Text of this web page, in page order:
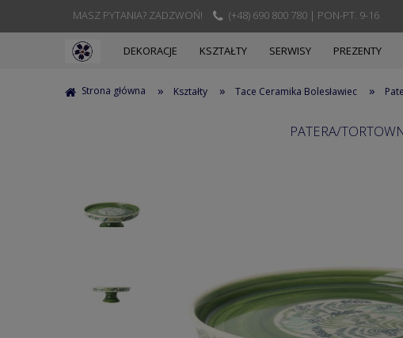
MASZ PYTANIA? ZADZWOŃ! (+48) 690 800 780 | PON-PT. 9-16
DEKORACJE KSZTAŁTY SERWISY PREZENTY
Strona główna » Kształty » Tace Ceramika Bolesławiec »
PATERA/